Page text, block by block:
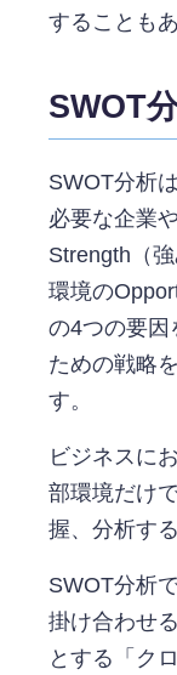
することも
SWOT
SWOT分析
必要な企業
Strength（
環境の
の4つの要因
ための戦略
す。
ビジネスに
部環境だけ
握、分析す
SWOT分析
掛け合わせ
とする「ク